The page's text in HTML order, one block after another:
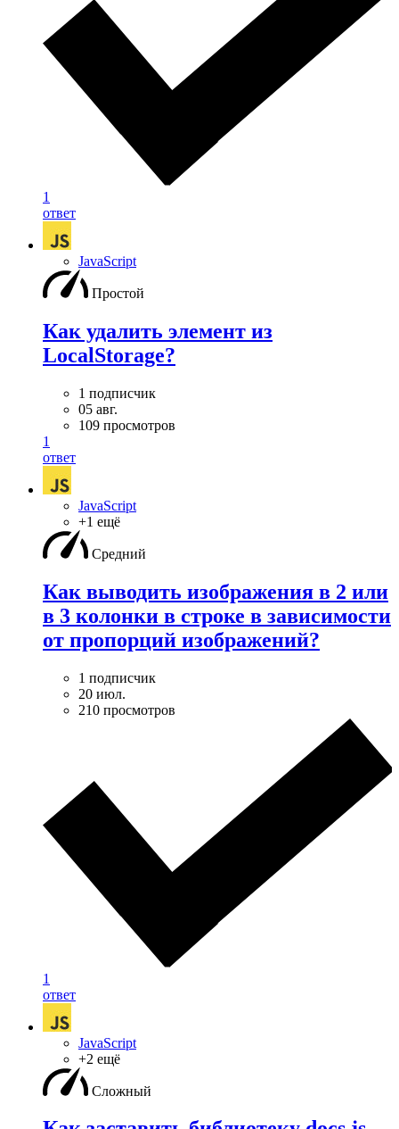
1
ответ
JavaScript
Простой
Как удалить элемент из
LocalStorage?
1 подписчик
05 авг.
109 просмотров
1
ответ
JavaScript
+1 ещё
Средний
Как выводить изображения в 2 или
в 3 колонки в строке в зависимости
от пропорций изображений?
1 подписчик
20 июл.
210 просмотров
1
ответ
JavaScript
+2 ещё
Сложный